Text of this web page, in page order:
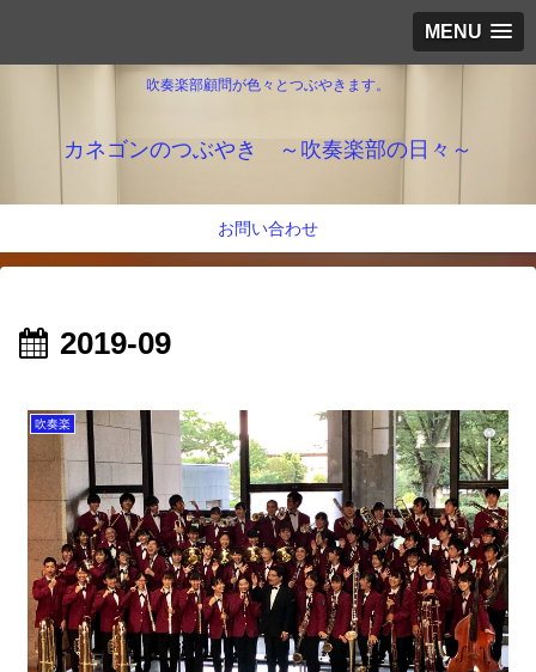
MENU
吹奏楽部顧問が色々とつぶやきます。
カネゴンのつぶやき ～吹奏楽部の日々～
お問い合わせ
2019-09
吹奏楽